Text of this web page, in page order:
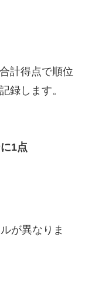
計得点で順位
録します。
1点
が異なりま